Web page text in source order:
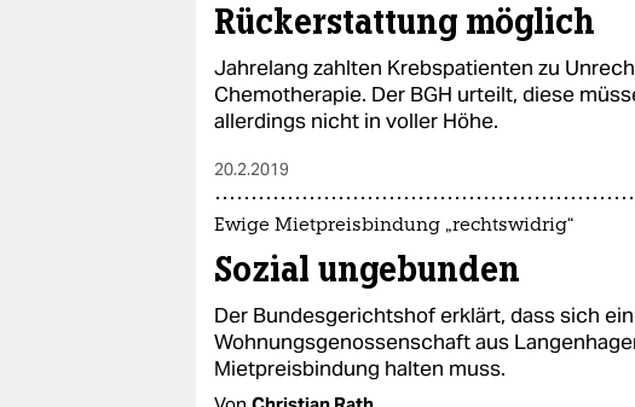
Rückerstattung möglich
Jahrelang zahlten Krebspatienten zu
Chemotherapie. Der BGH urteilt, diese
allerdings nicht in voller Höhe.
20.2.2019
Ewige Mietpreisbindung „rechtswidrig“
Sozial ungebunden
Der Bundesgerichtshof erklärt, dass sich
Wohnungsgenossenschaft aus
Mietpreisbindung halten muss.